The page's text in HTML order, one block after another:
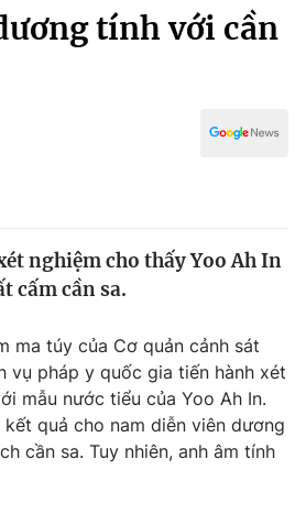
tính với cần
nghiệm cho thấy Yoo Ah In
cấm cần sa.
ma túy của Cơ quản cảnh sát
vụ pháp y quốc gia tiến hành xét
mẫu nước tiểu của Yoo Ah In.
quả cho nam diễn viên dương
cần sa. Tuy nhiên, anh âm tính